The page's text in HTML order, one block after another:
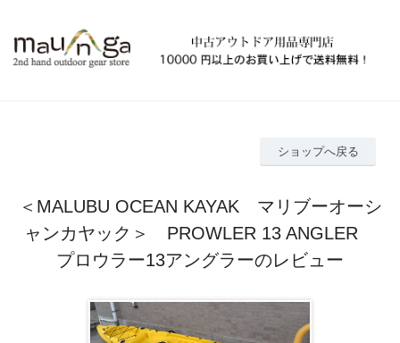
ショップへ戻る
＜MALUBU OCEAN KAYAK マリブーオーシ
ャンカヤック＞ PROWLER 13 ANGLER
プロウラー13アングラーのレビュー